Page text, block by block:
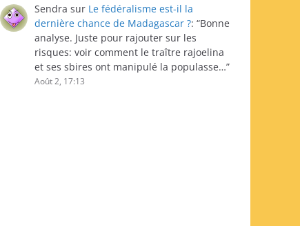
Sendra sur Le fédéralisme est-il la
dernière chance de Madagascar ?: “Bonne
analyse. Juste pour rajouter sur les
risques: voir comment le traître rajoelina
et ses sbires ont manipulé la populasse…”
Août 2, 17:13